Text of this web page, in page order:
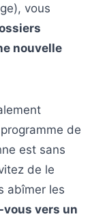
vous
nouvelle
de
est sans
de le
abîmer les
vers un